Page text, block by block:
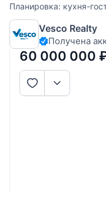
Планировка: кухня-
комнатой и 2
дешевой, гардеробная
выходом на террасу:
на 3 м/м. В доме
Vesco Realty
Получена
60 000 000